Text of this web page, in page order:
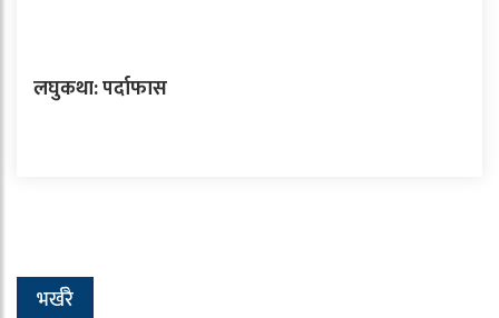
लघुकथा: पर्दाफास
भर्खरै